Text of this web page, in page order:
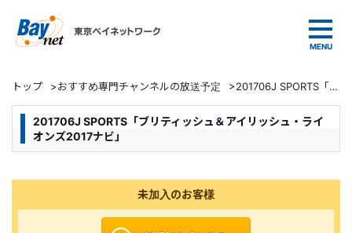
トップ >おすすめ専門チャンネルの放送予定 >201706J SPORTS「ブリティッシュ＆アイリッシュ・ライオンズ2017ナビ」
201706J SPORTS「ブリティッシュ＆アイリッシュ・ライ
オンズ2017ナビ」
未加入のお客様